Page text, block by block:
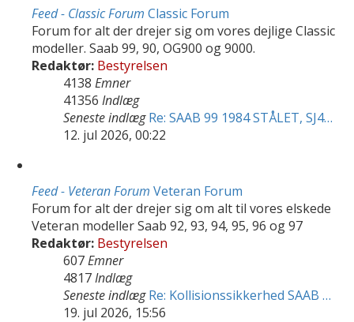
Feed - Classic Forum Classic Forum
Forum for alt der drejer sig om vores dejlige Classic
modeller. Saab 99, 90, OG900 og 9000.
Redaktør: Bestyrelsen
4138 Emner
41356 Indlæg
Seneste indlæg Re: SAAB 99 1984 STÅLET, SJ4…
12. jul 2026, 00:22
Feed - Veteran Forum Veteran Forum
Forum for alt der drejer sig om alt til vores elskede
Veteran modeller Saab 92, 93, 94, 95, 96 og 97
Redaktør: Bestyrelsen
607Emner
4817Indlæg
Seneste indlæg Re: Kollisionssikkerhed SAAB …
19. jul 2026, 15:56